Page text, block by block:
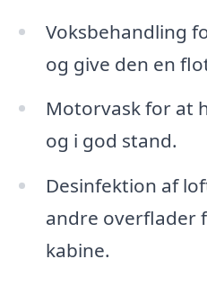
Voksbehandling
og give den en
Motorvask for at
og i god stand.
Desinfektion af
andre overflader
kabine.